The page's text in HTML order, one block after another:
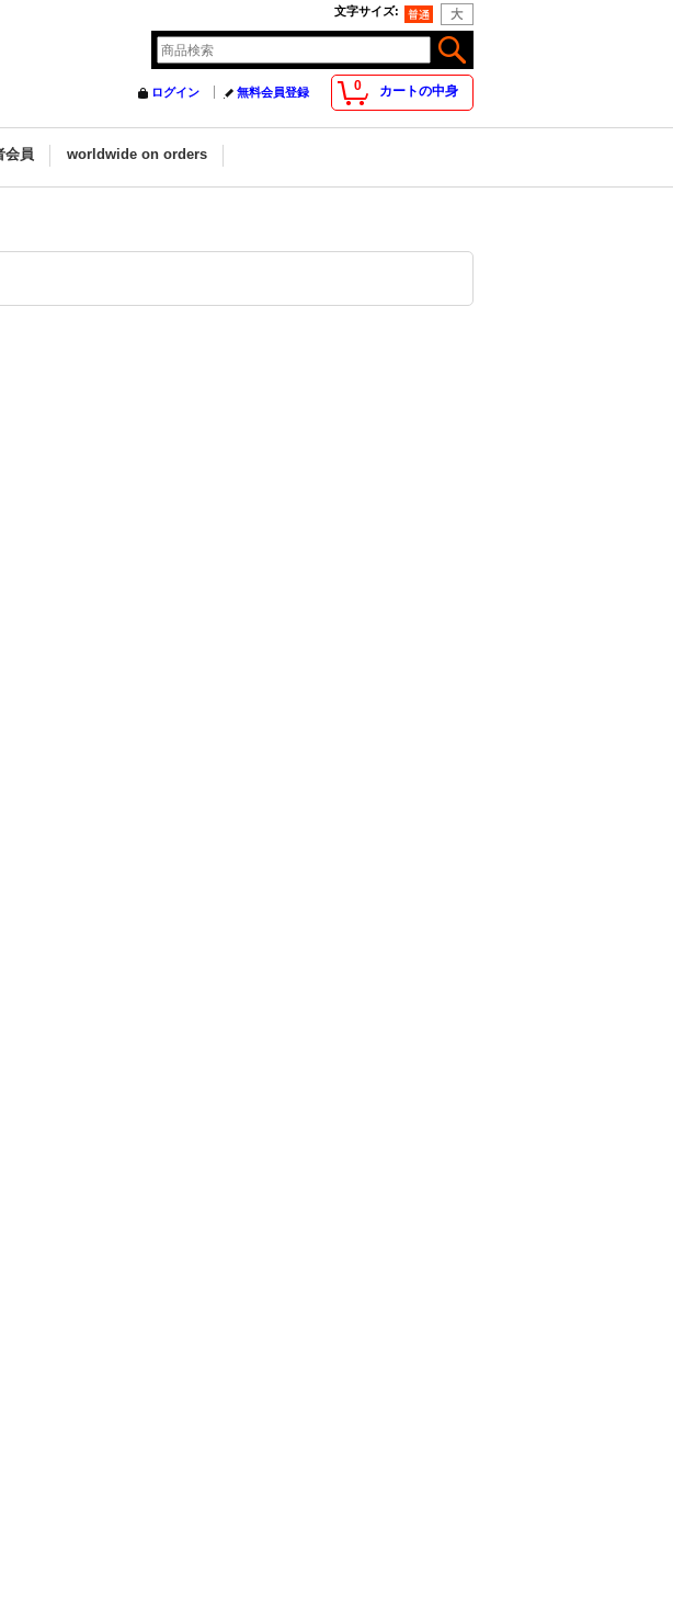
文字サイズ:
0 カートの中身
ログイン 無料会員登録
会員 worldwide on orders